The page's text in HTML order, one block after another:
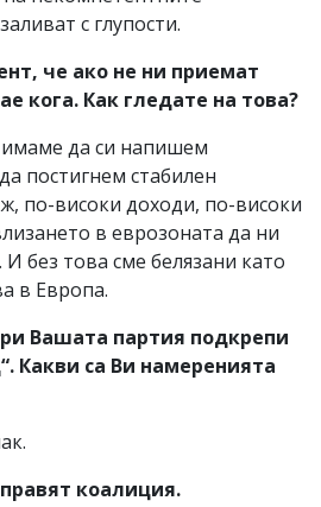
с глупости.
че ако не ни приемат
кога. Как гледате на това?
имаме да си напишем
постигнем стабилен
по-високи доходи, по-високи
в еврозоната да ни
без това сме белязани като
в Европа.
Вашата партия подкрепи
Какви са Ви намеренията
коалиция.